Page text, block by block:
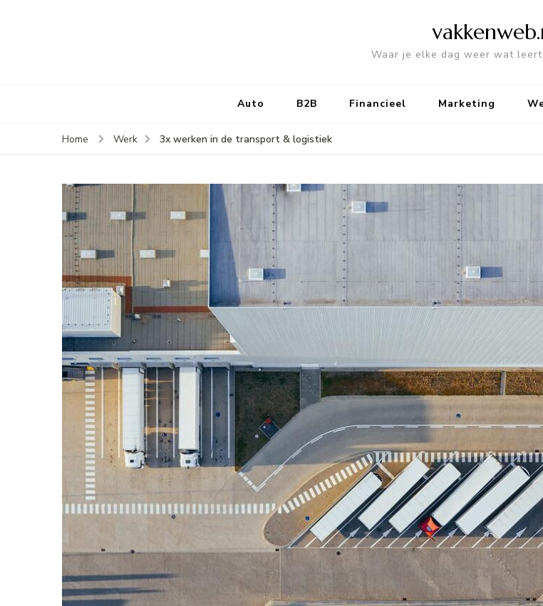
Waar je elke dag weer wat
Auto B2B Financieel Marketing
Home Werk 3x werken in de transport & logistiek